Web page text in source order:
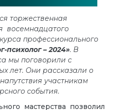
торжественная
восемнадцатого
профессионального
психолог – 2024». В
мы поговорили с
лет. Они рассказали о
участникам
события.
мастерства позволил